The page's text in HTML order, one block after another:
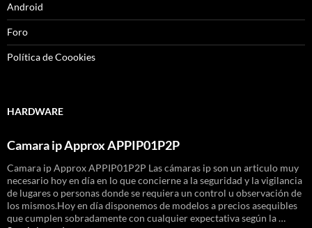
Android
Foro
Política de Coookies
HARDWARE
Camara ip Approx APPIP01P2P
Camara ip Approx APPIP01P2P Las cámaras ip son un articulo muy
necesario hoy en día en lo que concierne a la seguridad y la vigilancia
de lugares o personas donde se requiera un control u observación de
los mismos.Hoy en día disponemos de modelos a precios asequibles
que cumplen sobradamente con cualquier expectativa según la …